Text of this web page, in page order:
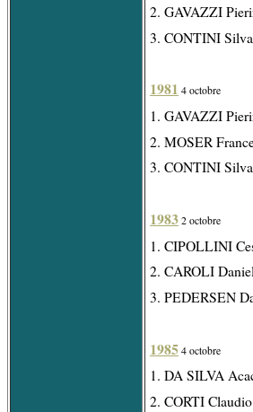
2. GAVAZZI
3. CONTINI
1981 4 octobre
1. GAVAZZI
2. MOSER
3. CONTINI
1983 2 octobre
1. CIPOLLINI
2. CAROLI
3. PEDERSEN
1985 4 octobre
1. DA SILVA
2. CORTI Claudio